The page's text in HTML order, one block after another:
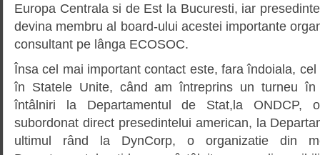
Europa Centrala si de Est la Bucuresti, iar
devina membru al board-ului acestei importante
consultant pe lânga ECOSOC.
Însa cel mai important contact este, fara îndoiala,
în Statele Unite, când am întreprins un turneu
întâlniri la Departamentul de Stat,la ONDCP,
subordonat direct presedintelui american, la
ultimul rând la DynCorp, o organizatie din